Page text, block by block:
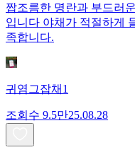
짭조름한 명란과 부드러
입니다 야채가 적절하게
족합니다.
귀염그잡채1
조회수 9.5만25.08.28